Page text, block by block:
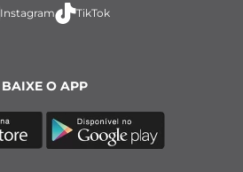
BAIXE O APP
Instagram TikTok